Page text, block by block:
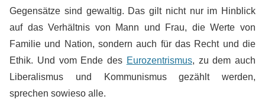
Gegensätze sind gewaltig. Das gilt nicht nur im Hinblick
auf das Verhältnis von Mann und Frau, die Werte von
Familie und Nation, sondern auch für das Recht und die
Ethik. Und vom Ende des Eurozentrismus, zu dem auch
Liberalismus und Kommunismus gezählt werden,
sprechen sowieso alle.